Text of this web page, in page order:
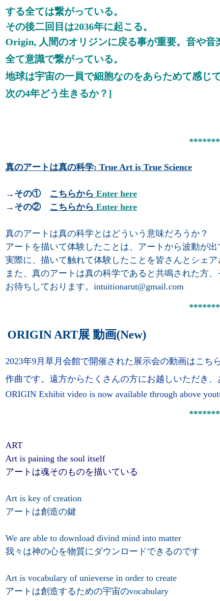
する全ては繋がっている。
その後二回目は2036年に起こる。
Origin, 人間のオリジンに戻る事が重要。音や
全て意識で繋がっている。
地球は宇宙の一員で細胞なのをあらためて感じ
次の4年どう生きるか？]
真のアートは真の科学: True Art is True Science
→ その① こちらから Enter here
→その② こちらから Enter here
真のアートは真の科学とはどういう意味だろうか？
アートを描いて体験したことは、アートから波動が出
実際に、描いて触れて体験したことを皆さんとシェ
また、真のアートは真の科学であると共鳴された方
お待ちしております。intuitionarut@gmail.com
ORIGIN ART展 動画(New)
2023年9月草月会館で開催された展示会の動画はこち
作曲です。遠方からたくさんの方にお越しいただき
ORIGIN Exhibit video is now available through above
ART
Art is paining the soul itself
アートは魂そのものを描いている
Art is key of creation
アートは創造の鍵
We are able to download divind mind into matter
我々は神の心を物質にダウンロードできるのです
Art is vocabulary of unieverse in order to create
アートは創造するための宇宙のvocabulary